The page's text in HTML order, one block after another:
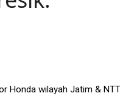
Honda wilayah Jatim &